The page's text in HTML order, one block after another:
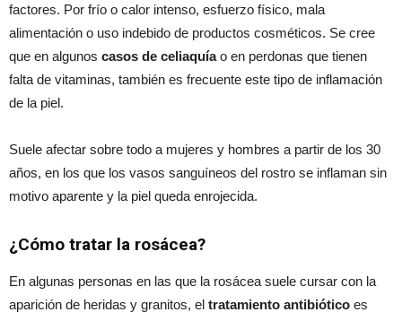
factores. Por frío o calor intenso, esfuerzo físico, mala
alimentación o uso indebido de productos cosméticos. Se cree
que en algunos casos de celiaquíao en perdonas que tienen
falta de vitaminas, también es frecuente este tipo de inflamación
de la piel.
Suele afectar sobre todo a mujeres y hombres a partir de los 30
años, en los que los vasos sanguíneos del rostro se inflaman sin
motivo aparente y la piel queda enrojecida.
¿Cómo tratar la rosácea?
En algunas personas en las que la rosácea suele cursar con la
aparición de heridas y granitos, el tratamiento antibiótico es